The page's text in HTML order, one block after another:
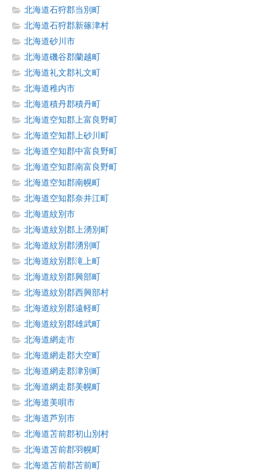
北海道石狩郡当別町
北海道石狩郡新篠津村
北海道砂川市
北海道磯谷郡蘭越町
北海道礼文郡礼文町
北海道稚内市
北海道積丹郡積丹町
北海道空知郡上富良野町
北海道空知郡上砂川町
北海道空知郡中富良野町
北海道空知郡南富良野町
北海道空知郡南幌町
北海道空知郡奈井江町
北海道紋別市
北海道紋別郡上湧別町
北海道紋別郡湧別町
北海道紋別郡滝上町
北海道紋別郡興部町
北海道紋別郡西興部村
北海道紋別郡遠軽町
北海道紋別郡雄武町
北海道網走市
北海道網走郡大空町
北海道網走郡津別町
北海道網走郡美幌町
北海道美唄市
北海道芦別市
北海道苫前郡初山別村
北海道苫前郡羽幌町
北海道苫前郡苫前町